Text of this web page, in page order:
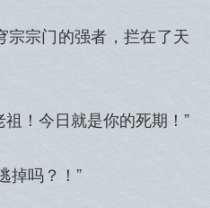
宗宗门的强者，拦在了天
！今日就是你的死期！”
掉吗？！”